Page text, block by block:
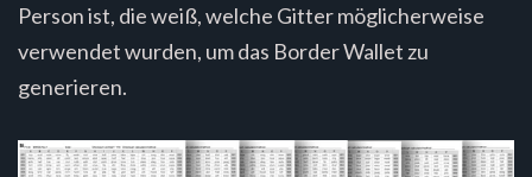
Person ist, die weiß, welche Gitter möglicherweise
verwendet wurden, um das Border Wallet zu
generieren.